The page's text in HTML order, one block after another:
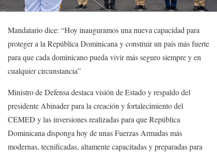
Mandatario dice: “Hoy inauguramos una nueva capacidad para
proteger a la República Dominicana y construir un país más fuerte
para que cada dominicano pueda vivir más seguro siempre y en
cualquier circunstancia”
Ministro de Defensa destaca visión de Estado y respaldo del
presidente Abinader para la creación y fortalecimiento del
CEMED y las inversiones realizadas para que República
Dominicana disponga hoy de unas Fuerzas Armadas más
modernas, tecnificadas, altamente capacitadas y preparadas para